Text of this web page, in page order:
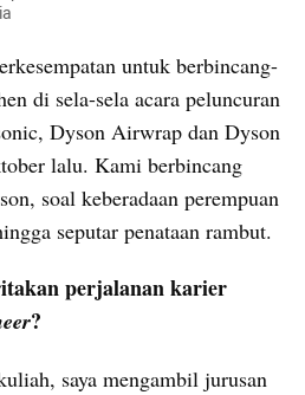
untuk berbincang-
di sela-sela acara peluncuran
Dyson Airwrap dan Dyson
lalu. Kami berbincang
soal keberadaan perempuan
seputar penataan rambut.
perjalanan karier
?
saya mengambil jurusan